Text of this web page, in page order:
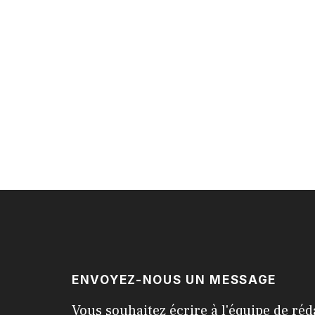
ENVOYEZ-NOUS UN MESSAGE
Vous souhaitez écrire à l'équipe de